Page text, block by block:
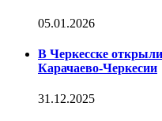
05.01.2026
В Черкесске
Карачаево-Черкесии
31.12.2025